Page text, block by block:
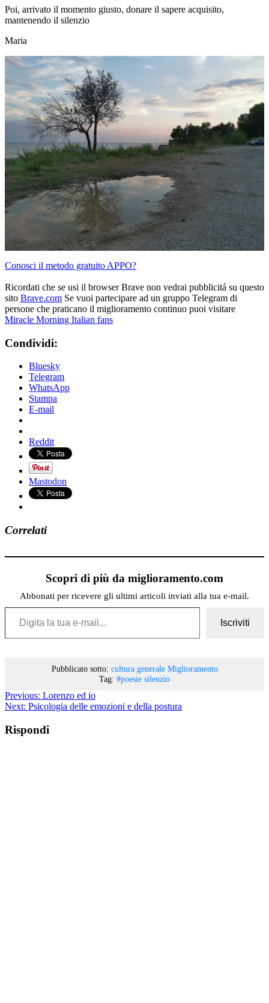
Poi, arrivato il momento giusto, donare il sapere acquisito,
mantenendo il silenzio
Maria
Conosci il metodo gratuito APPO?
Ricordati che se usi il browser Brave non vedrai pubblicitá su questo
sito Brave.com Se vuoi partecipare ad un gruppo Telegram di
persone che praticano il miglioramento continuo puoi visitare
Miracle Morning Italian fans
Condividi:
Bluesky
Telegram
WhatsApp
Stampa
E-mail
Reddit
Mastodon
Correlati
Scopri di più da miglioramento.com
Abbonati per ricevere gli ultimi articoli inviati alla tua e-mail.
Digita la tua e-mail...
Iscriviti
Pubblicato sotto: cultura generale Miglioramento
Tag: #poesie silenzio
Previous: Lorenzo ed io
Next: Psicologia delle emozioni e della postura
Rispondi